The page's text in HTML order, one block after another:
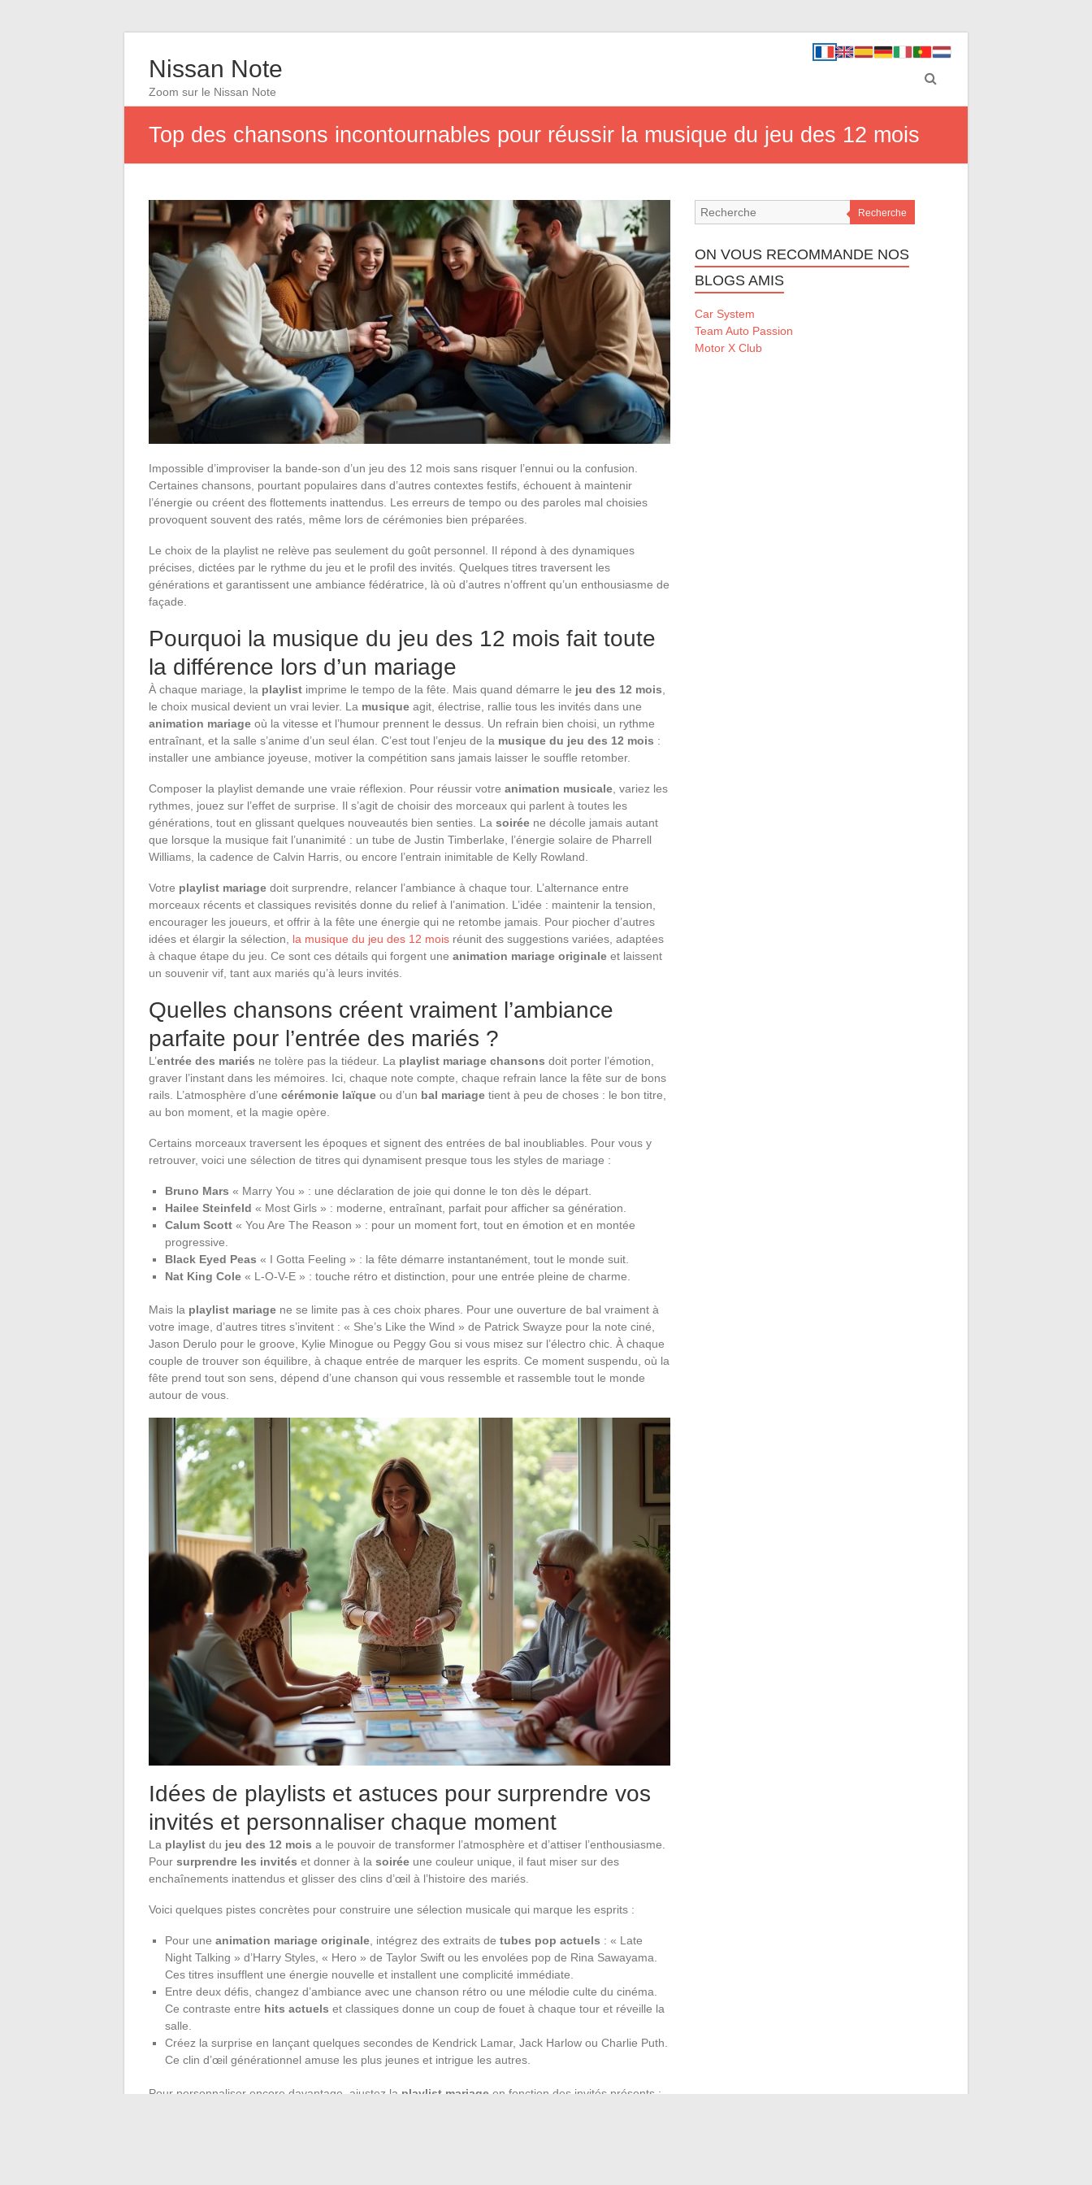
Nissan Note
Zoom sur le Nissan Note
Top des chansons incontournables pour réussir la musique du jeu des 12 mois
Impossible d’improviser la bande-son d’un jeu des 12 mois sans risquer l’ennui ou la confusion.
Certaines chansons, pourtant populaires dans d’autres contextes festifs, échouent à maintenir
l’énergie ou créent des flottements inattendus. Les erreurs de tempo ou des paroles mal choisies
provoquent souvent des ratés, même lors de cérémonies bien préparées.
Le choix de la playlist ne relève pas seulement du goût personnel. Il répond à des dynamiques
précises, dictées par le rythme du jeu et le profil des invités. Quelques titres traversent les
générations et garantissent une ambiance fédératrice, là où d’autres n’offrent qu’un enthousiasme de
façade.
Pourquoi la musique du jeu des 12 mois fait toute
la différence lors d’un mariage
À chaque mariage, la playlist imprime le tempo de la fête. Mais quand démarre le jeu des 12 mois
le choix musical devient un vrai levier. La musique agit, électrise, rallie tous les invités dans une
animation mariage où la vitesse et l’humour prennent le dessus. Un refrain bien choisi, un rythme
entraînant, et la salle s’anime d’un seul élan. C’est tout l’enjeu de la musique du jeu des 12 mois :
installer une ambiance joyeuse, motiver la compétition sans jamais laisser le souffle retomber.
Composer la playlist demande une vraie réflexion. Pour réussir votre animation musicale , variez les
rythmes, jouez sur l’effet de surprise. Il s’agit de choisir des morceaux qui parlent à toutes les
générations, tout en glissant quelques nouveautés bien senties. La soirée ne décolle jamais autant
que lorsque la musique fait l’unanimité : un tube de Justin Timberlake, l’énergie solaire de Pharrell
Williams, la cadence de Calvin Harris, ou encore l’entrain inimitable de Kelly Rowland.
Votre playlist mariage doit surprendre, relancer l’ambiance à chaque tour. L’alternance entre
morceaux récents et classiques revisités donne du relief à l’animation. L’idée : maintenir la tension,
encourager les joueurs, et offrir à la fête une énergie qui ne retombe jamais. Pour piocher d’autres
idées et élargir la sélection, la musique du jeu des 12 mois réunit des suggestions variées, adaptées
à chaque étape du jeu. Ce sont ces détails qui forgent une animation mariage originale et laissent
un souvenir vif, tant aux mariés qu’à leurs invités.
Quelles chansons créent vraiment l’ambiance
parfaite pour l’entrée des mariés ?
L’entrée des mariés ne tolère pas la tiédeur. La playlist mariage chansons doit porter l’émotion,
graver l’instant dans les mémoires. Ici, chaque note compte, chaque refrain lance la fête sur de bons
rails. L’atmosphère d’une cérémonie laïque ou d’un bal mariage tient à peu de choses : le bon titre,
au bon moment, et la magie opère.
Certains morceaux traversent les époques et signent des entrées de bal inoubliables. Pour vous y
retrouver, voici une sélection de titres qui dynamisent presque tous les styles de mariage :
Bruno Mars « Marry You » : une déclaration de joie qui donne le ton dès le départ.
Hailee Steinfeld « Most Girls » : moderne, entraînant, parfait pour afficher sa génération.
Calum Scott « You Are The Reason » : pour un moment fort, tout en émotion et en montée
progressive.
Black Eyed Peas « I Gotta Feeling » : la fête démarre instantanément, tout le monde suit.
Nat King Cole « L-O-V-E » : touche rétro et distinction, pour une entrée pleine de charme.
Mais la playlist mariage ne se limite pas à ces choix phares. Pour une ouverture de bal vraiment à
votre image, d’autres titres s’invitent : « She’s Like the Wind » de Patrick Swayze pour la note ciné,
Jason Derulo pour le groove, Kylie Minogue ou Peggy Gou si vous misez sur l’électro chic. À chaque
couple de trouver son équilibre, à chaque entrée de marquer les esprits. Ce moment suspendu, où la
fête prend tout son sens, dépend d’une chanson qui vous ressemble et rassemble tout le monde
autour de vous.
Idées de playlists et astuces pour surprendre vos
invités et personnaliser chaque moment
La playlist du jeu des 12 mois a le pouvoir de transformer l’atmosphère et d’attiser l’enthousiasme.
Pour surprendre les invités et donner à la soirée une couleur unique, il faut miser sur des
enchaînements inattendus et glisser des clins d’œil à l’histoire des mariés.
Voici quelques pistes concrètes pour construire une sélection musicale qui marque les esprits :
Pour une animation mariage originale , intégrez des extraits de tubes pop actuels : « Late
Night Talking » d’Harry Styles, « Hero » de Taylor Swift ou les envolées pop de Rina Sawayama.
Ces titres insufflent une énergie nouvelle et installent une complicité immédiate.
Entre deux défis, changez d’ambiance avec une chanson rétro ou une mélodie culte du cinéma.
Ce contraste entre hits actuels et classiques donne un coup de fouet à chaque tour et réveille la
salle.
Créez la surprise en lançant quelques secondes de Kendrick Lamar, Jack Harlow ou Charlie Puth.
Ce clin d’œil générationnel amuse les plus jeunes et intrigue les autres.
Pour personnaliser encore davantage, ajustez la playlist mariage en fonction des invités présents :
Recherche
ON VOUS RECOMMANDE NOS
BLOGS AMIS
Car System
Team Auto Passion
Motor X Club